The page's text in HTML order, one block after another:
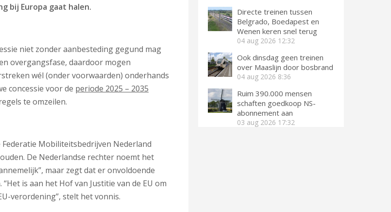
bij Europa gaat halen.
niet zonder aanbesteding gegund mag
overgangsfase, daardoor mogen
wél (onder voorwaarden) onderhands
concessie voor de periode 2025 – 2035
te omzeilen.
Mobiliteitsbedrijven Nederland
De Nederlandse rechter noemt het
maar zegt dat er onvoldoende
is aan het Hof van Justitie van de EU om
verordening”, stelt het vonnis.
Directe treinen tussen
Belgrado, Boedapest en
Wenen keren snel terug
04 aug 2026 12:32
Ook dinsdag geen treinen
over Maaslijn door bosbrand
04 aug 2026 8:36
Ruim 390.000 mensen
schaften goedkoop NS-
abonnement aan
03 aug 2026 17:32